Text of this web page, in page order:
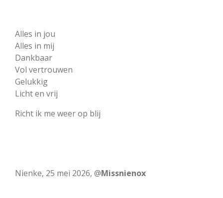
Alles in jou
Alles in mij
Dankbaar
Vol vertrouwen
Gelukkig
Licht en vrij
Richt ik me weer op blij
Nienke, 25 mei 2026, @Missnienox